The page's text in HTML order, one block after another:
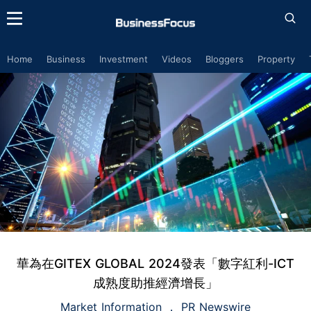
Home Business Investment Videos Bloggers Property
華為在GITEX GLOBAL 2024發表「數字紅利-ICT
成熟度助推經濟增長」
Market Information PR Newswire